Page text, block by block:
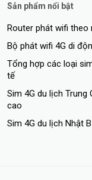
và phương tiện 1
Sản phẩm nổi bật
Router phát wifi theo
Bộ phát wifi 4G di
Tổng hợp các loại
tế
Sim 4G du lịch Trung
cao
Sim 4G du lịch Nhật